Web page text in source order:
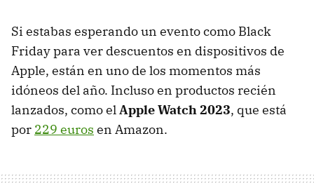
Si estabas esperando un evento como Black
Friday para ver descuentos en dispositivos de
Apple, están en uno de los momentos más
idóneos del año. Incluso en productos recién
lanzados, como elApple Watch 2023, que está
por 229 euros en Amazon.